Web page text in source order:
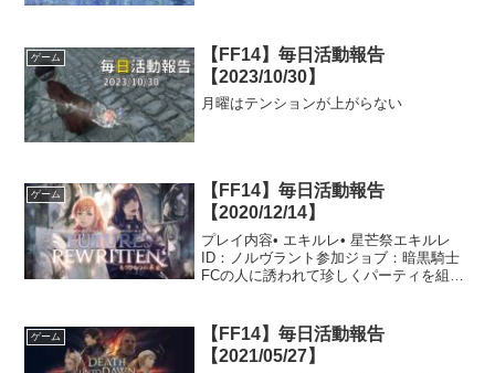
ゲーム
【FF14】毎日活動報告
【2023/10/30】
月曜はテンションが上がらない
ゲーム
【FF14】毎日活動報告
【2020/12/14】
プレイ内容• エキルレ• 星芒祭エキルレ
ID：ノルヴラント参加ジョブ：暗黒騎士
FCの人に誘われて珍しくパーティを組ん
かりそうだったのでタンクに変えて即シ
ャキで行きまし...
ゲーム
【FF14】毎日活動報告
【2021/05/27】